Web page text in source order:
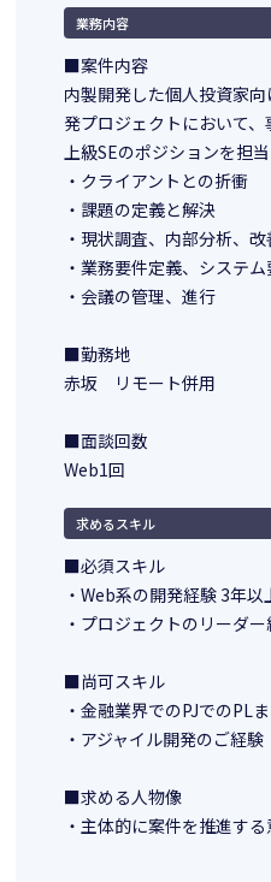
業務内容
■案件内容
内製開発した個人投資家
発プロジェクトにおいて
上級SEのポジションを担
・クライアントとの折衝
・課題の定義と解決
・現状調査、内部分析、
・業務要件定義、システ
・会議の管理、進行
■勤務地
赤坂 リモート併用
■面談回数
Web1回
求めるスキル
■必須スキル
・Web系の開発経験 3年以
・プロジェクトのリーダ
■尚可スキル
・金融業界でのPJでのPL
・アジャイル開発のご経験
■求める人物像
・主体的に案件を推進す